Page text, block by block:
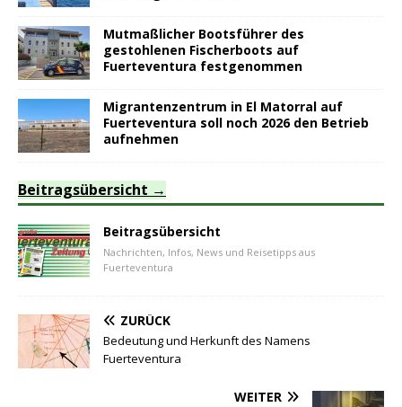
Mutmaßlicher Bootsführer des
gestohlenen Fischerboots auf
Fuerteventura festgenommen
Migrantenzentrum in El Matorral auf
Fuerteventura soll noch 2026 den Betrieb
aufnehmen
Beitragsübersicht
Beitragsübersicht
Nachrichten, Infos, News und Reisetipps aus
Fuerteventura
ZURÜCK
Bedeutung und Herkunft des Namens
Fuerteventura
WEITER